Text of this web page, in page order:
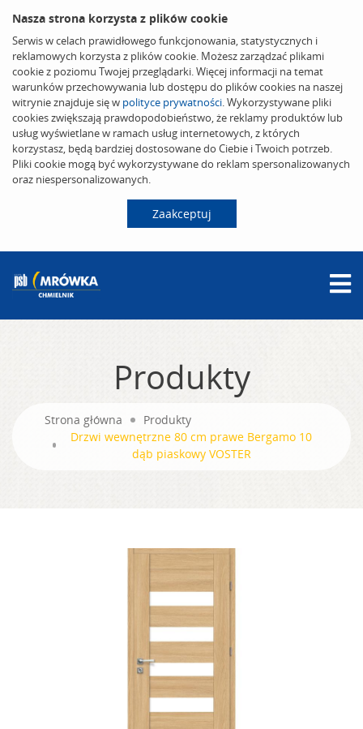
Nasza strona korzysta z plików cookie
Serwis w celach prawidłowego funkcjonowania, statystycznych i
reklamowych korzysta z plików cookie. Możesz zarządzać plikami
cookie z poziomu Twojej przeglądarki. Więcej informacji na temat
warunków przechowywania lub dostępu do plików cookies na naszej
witrynie znajduje się w polityce prywatności. Wykorzystywane pliki
cookies zwiększają prawdopodobieństwo, że reklamy produktów lub
usług wyświetlane w ramach usług internetowych, z których
korzystasz, będą bardziej dostosowane do Ciebie i Twoich potrzeb.
Pliki cookie mogą być wykorzystywane do reklam spersonalizowanych
oraz niespersonalizowanych.
Zaakceptuj
Produkty
Strona główna
Produkty
Drzwi wewnętrzne 80 cm prawe Bergamo 10
dąb piaskowy VOSTER